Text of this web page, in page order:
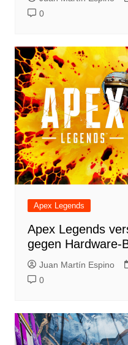
0
Apex Legends
Apex Legends
gegen Hardware-
Juan Martín Espino
0